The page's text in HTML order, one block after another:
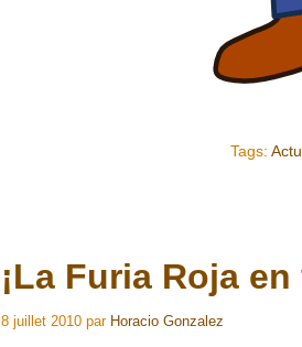
Tags:
¡La Furia Roja
8 juillet 2010 par Horacio Gonzalez